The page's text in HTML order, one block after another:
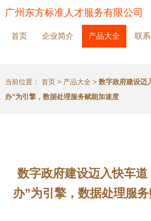
广州东方标准人才服务有限公司
首页 企业简介 产品大全 联
当前位置： 首页 > 产品大全 > 数字政府建设迈
办”为引擎，数据处理服务赋能加速度
数字政府建设迈入快车道
办”为引擎，数据处理服